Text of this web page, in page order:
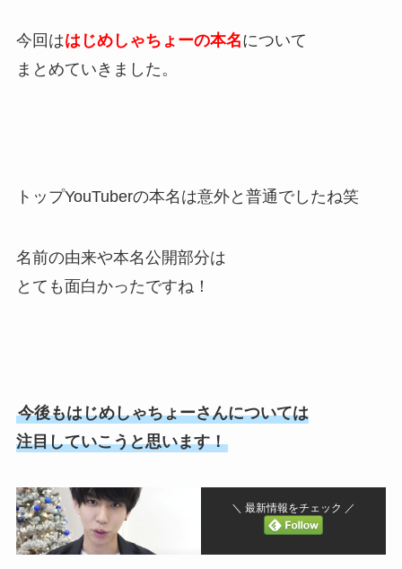
今回ははじめしゃちょーの本名について
まとめていきました。
トップYouTuberの本名は意外と普通でしたね笑
名前の由来や本名公開部分は
とても面白かったですね！
今後もはじめしゃちょーさんについては
注目していこうと思います！
＼ 最新情報をチェック ／